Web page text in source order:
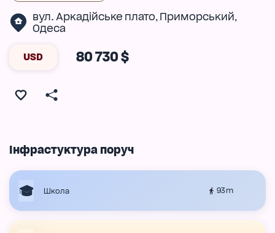
вул. Аркадійське плато, Приморський,
Одеса
USD 80 730 $
Інфрастуктура поруч
Школа 93 m